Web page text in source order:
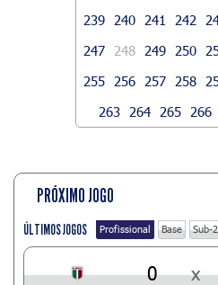
239
240 241 242
247
248 249 250
255
256 257 258
263
264 265 266
PRÓXIMO JOGO
ÚLTIMOS JOGOS Profissional Base Sub-
0 x